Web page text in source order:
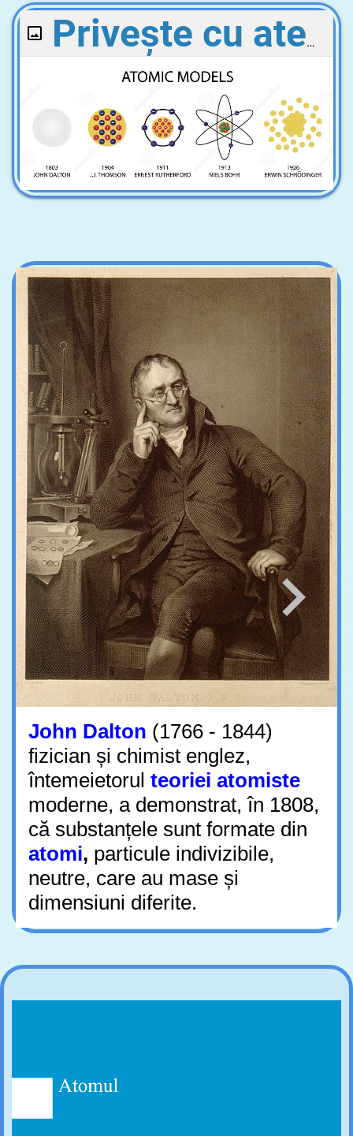
Privește cu atenție imaginile!
John Dalton (1766 - 1844)
fizician și chimist englez,
întemeietorul teoriei atomiste
moderne, a demonstrat, în 1808,
că substanțele sunt formate din
atomi, particule indivizibile,
neutre, care au mase și
dimensiuni diferite.